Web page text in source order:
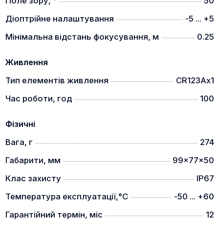
Діоптрійне налаштування
-5 ... +5
Мінімальна відстань фокусування, м
0.25
Живлення
Тип елементів живлення
CR123Ax1
Час роботи, год
100
Фізичні
Вага, г
274
Габарити, мм
99x77x50
Клас захисту
IP67
Температура експлуатації,°C
-50 ... +60
Гарантійний термін, міс
12